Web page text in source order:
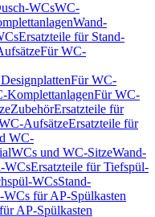
WCsWC-
Wand-
Ersatzteile für Stand-
Für WC-
Für WC-
KomplettanlagenFür WC-
ZubehörErsatzteile für
AufsätzeErsatzteile für
WC-
WCs und WC-SitzeWand-
WCsErsatzteile für Tiefspül-
WCsStand-
WCs für AP-Spülkasten
AP-Spülkasten